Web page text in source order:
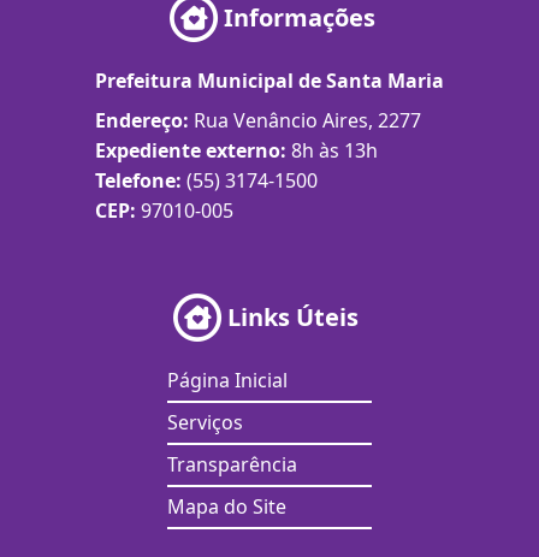
Informações
Prefeitura Municipal de Santa Maria
Endereço: Rua Venâncio Aires, 2277
Expediente externo: 8h às 13h
Telefone: (55) 3174-1500
CEP: 97010-005
Links Úteis
Página Inicial
Serviços
Transparência
Mapa do Site